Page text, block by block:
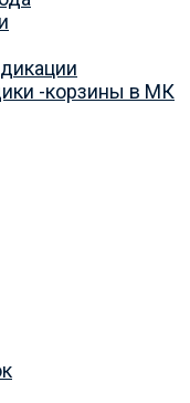
-корзины в МК